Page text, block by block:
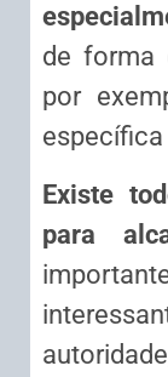
de forma
por
específica
Existe
para